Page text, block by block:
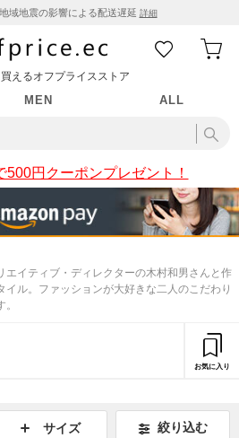
域地震の影響による配送遅延 詳細
えるオフプライスストア
MEN ALL
500円クーポンプレゼント！
エイティブ・ディレクターの木村和男さんと作
イル。ファッションが大好きな二人のこだわり
お気に入り
サイズ 絞り込む